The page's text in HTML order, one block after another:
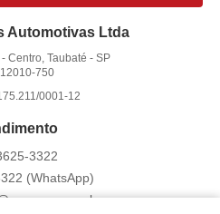
Automotivas Ltda
-Centro, Taubaté -SP
750
0001-12
3322
(WhatsApp)